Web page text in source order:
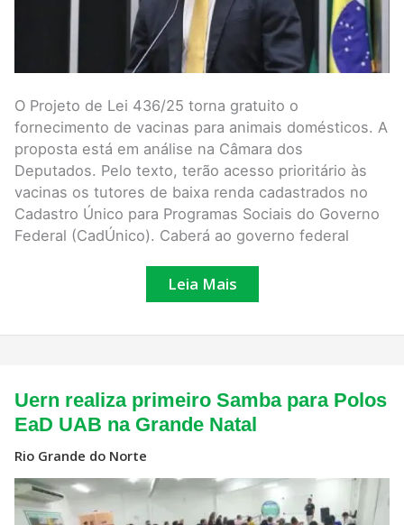
O Projeto de Lei 436/25 torna gratuito o
fornecimento de vacinas para animais domésticos. A
proposta está em análise na Câmara dos
Deputados. Pelo texto, terão acesso prioritário às
vacinas os tutores de baixa renda cadastrados no
Cadastro Único para Programas Sociais do Governo
Federal (CadÚnico). Caberá ao governo federal
Leia Mais
Uern realiza primeiro Samba para Polos
EaD UAB na Grande Natal
Rio Grande do Norte
Uern
realiza
primeiro
Samba
EaD
UAB